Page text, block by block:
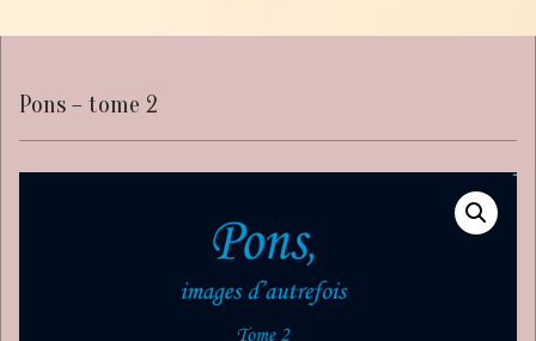
Pons – tome 2